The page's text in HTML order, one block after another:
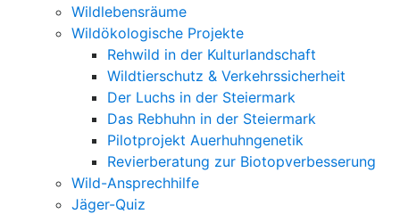
Wildlebensräume
Wildökologische Projekte
Rehwild in der Kulturlandschaft
Wildtierschutz & Verkehrssicherheit
Der Luchs in der Steiermark
Das Rebhuhn in der Steiermark
Pilotprojekt Auerhuhngenetik
Revierberatung zur Biotopverbesserung
Wild-Ansprechhilfe
Jäger-Quiz